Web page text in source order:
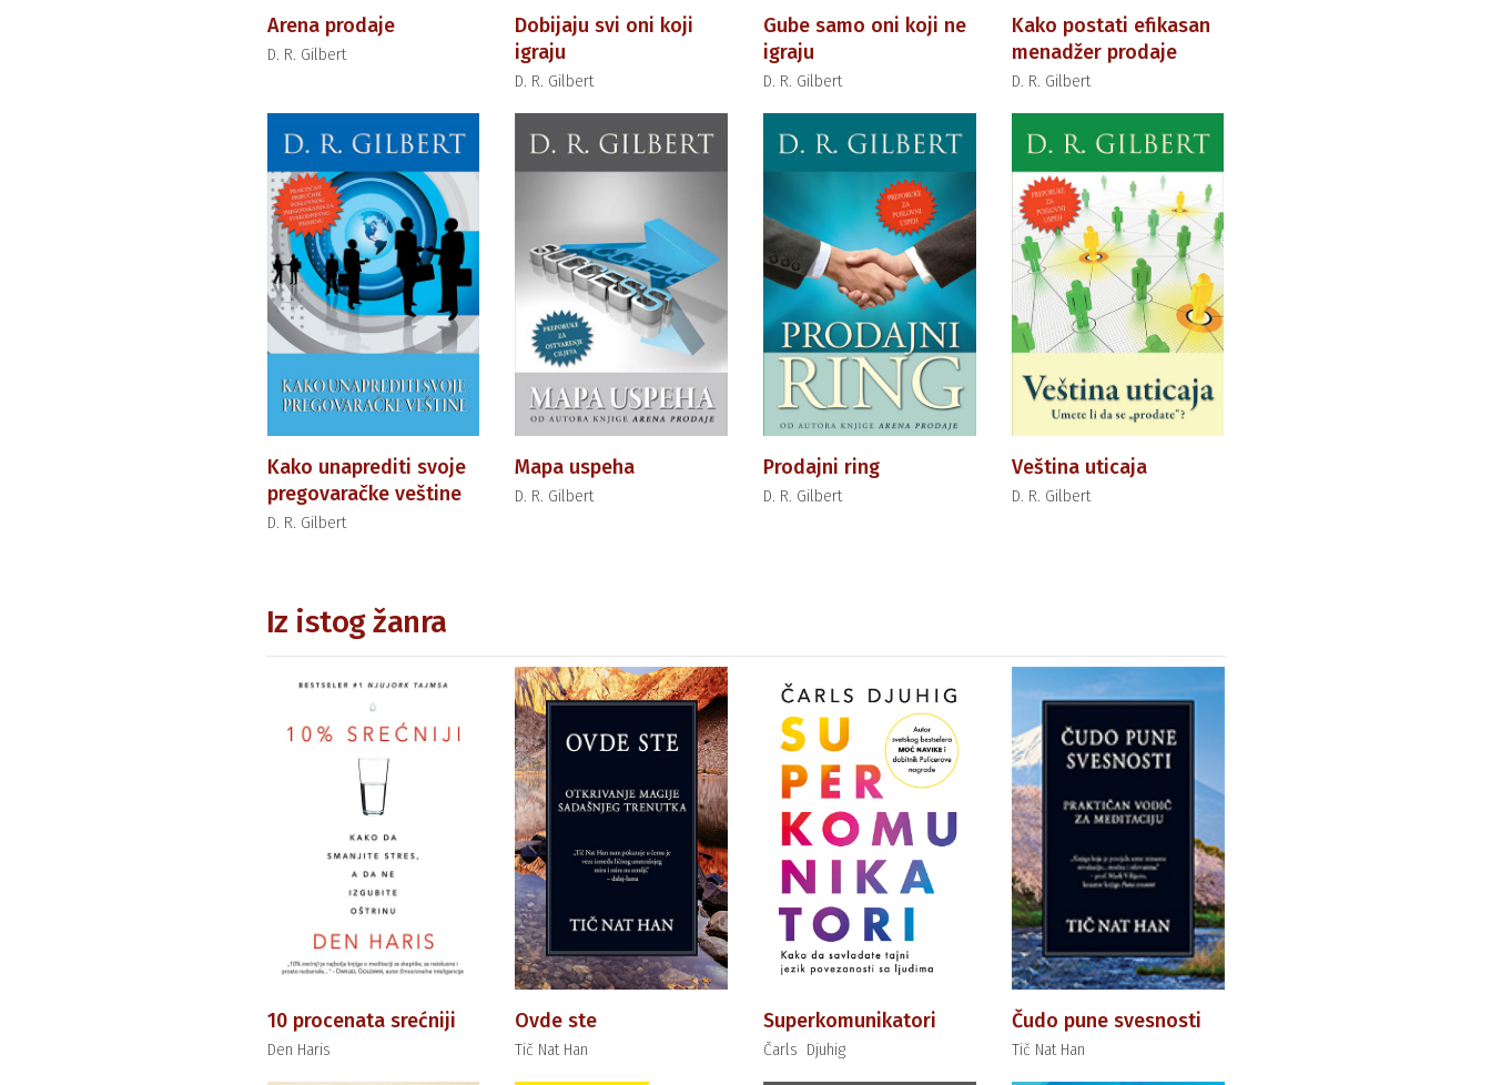
Arena prodaje
D. R. Gilbert
Dobijaju svi oni koji
igraju
D. R. Gilbert
Gube samo oni koji ne
igraju
D. R. Gilbert
Kako postati efikasan
menadžer prodaje
D. R. Gilbert
Kako unaprediti svoje
pregovaračke veštine
D. R. Gilbert
Mapa uspeha
D. R. Gilbert
Prodajni ring
D. R. Gilbert
Veština uticaja
D. R. Gilbert
Iz istog žanra
10 procenata srećniji
Den Haris
Ovde ste
Tič Nat Han
Superkomunikatori
Čarls Djuhig
Čudo pune svesnosti
Tič Nat Han